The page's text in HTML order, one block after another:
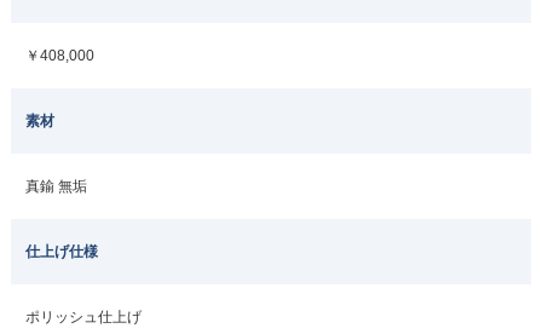
￥408,000
素材
真鍮 無垢
仕上げ仕様
ポリッシュ仕上げ